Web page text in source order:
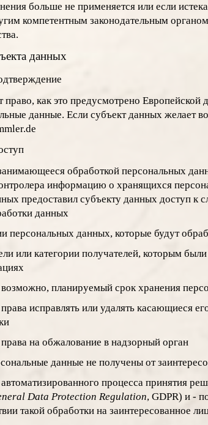
больше не применяется или если
компетентным законодательным
данных
как это предусмотрено Европейской
данные. Если субъект данных желает
обработкой персональных
информацию о хранящихся
предоставил субъекту данных доступ
данных
персональных данных, которые будут
или категории получателей, которым
возможно, планируемый срок хранения
исправлять или удалять касающиеся
на обжалование в надзорный орган
данные не получены от
процесса принятия
Data Protection Regulation,GDPR) и -
такой обработки на заинтересованное